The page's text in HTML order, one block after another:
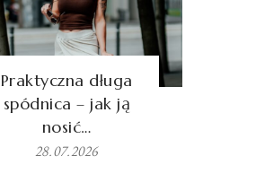
Praktyczna długa
spódnica – jak ją
nosić…
28.07.2026